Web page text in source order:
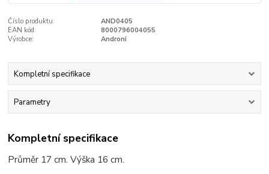
Číslo produktu:
AND0405
EAN kód:
8000796004055
Výrobce:
Androni
Kompletní specifikace
Parametry
Kompletní specifikace
Průměr 17 cm. Výška 16 cm.